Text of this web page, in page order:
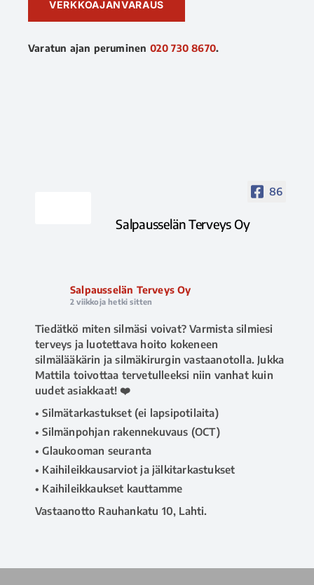
VERKKOAJANVARAUS
Varatun ajan peruminen 020 730 8670.
86
Salpausselän Terveys Oy
Salpausselän Terveys Oy
2 viikkoja hetki sitten
Tiedätkö miten silmäsi voivat? Varmista silmiesi
terveys ja luotettava hoito kokeneen
silmälääkärin ja silmäkirurgin vastaanotolla. Jukka
Mattila toivottaa tervetulleeksi niin vanhat kuin
uudet asiakkaat! ❤️
• Silmätarkastukset (ei lapsipotilaita)
• Silmänpohjan rakennekuvaus (OCT)
• Glaukooman seuranta
• Kaihileikkausarviot ja jälkitarkastukset
• Kaihileikkaukset kauttamme
Vastaanotto Rauhankatu 10, Lahti.
#salpausselänterveys #terveyspalvelut